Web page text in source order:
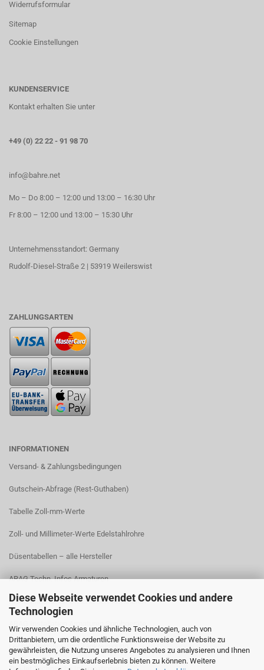
Diese Webseite verwendet Cookies und andere
Technologien
Wir verwenden Cookies und ähnliche Technologien, auch von
Drittanbietern, um die ordentliche Funktionsweise der Website zu
gewährleisten, die Nutzung unseres Angebotes zu analysieren und Ihnen
ein bestmögliches Einkaufserlebnis bieten zu können. Weitere
Widerrufsformular
Sitemap
Cookie Einstellungen
KUNDENSERVICE
Kontakt erhalten Sie unter
+49 (0) 22 22 - 91 98 70
info@bahre.net
Mo – Do 8:00 – 12:00 und 13:00 – 16:30 Uhr
Fr 8:00 – 12:00 und 13:00 – 15:30 Uhr
Unternehmensstandort: Germany
Rudolf-Diesel-Straße 2 | 53919 Weilerswist
ZAHLUNGSARTEN
INFORMATIONEN
Versand- & Zahlungsbedingungen​
Gutschein-Abfrage (Rest-Guthaben)
Tabelle Zoll-mm-Werte
Zoll- und Millimeter-Werte Edelstahlrohre
Düsentabellen – alle Hersteller
ARAG Techn. Infos Armaturen
ARAG Installation Gleichdruck-Armaturen
ARAG Installation Armaturen Sprühgeräte
Lechler Behälter- und Tankreinigung